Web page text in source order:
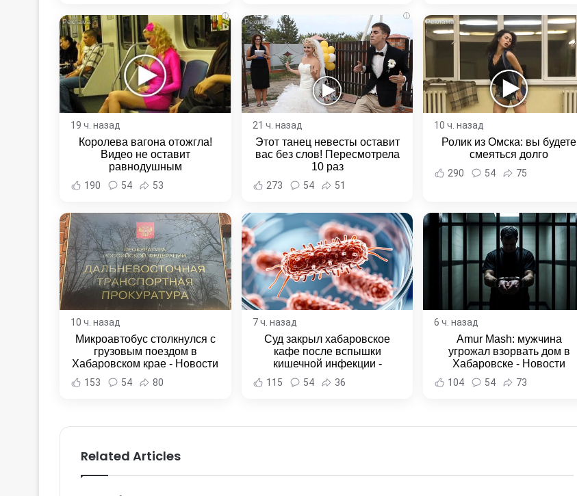
i
19 ч. назад
Королева вагона отожгла!
Видео не оставит
равнодушным
190 54 53
i
21 ч. назад
Этот танец невесты оставит
вас без слов! Пересмотрела
10 раз
273 54 51
10 ч. назад
Ролик из Омска: вы будете
смеяться долго
290 54 75
10 ч. назад
Микроавтобус столкнулся с
грузовым поездом в
Хабаровском крае - Новости
Хабаровска и Хабаровского
края
153 54 80
7 ч. назад
Суд закрыл хабаровское
кафе после вспышки
кишечной инфекции -
Новости Хабаровска и
Хабаровского края
115 54 36
6 ч. назад
Amur Mash: мужчина
угрожал взорвать дом в
Хабаровске - Новости
Хабаровска и Хабаровского
края
104 54 73
Related Articles